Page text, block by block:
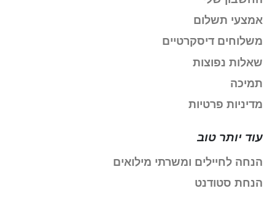
אמצעי תשלום
משלוחים דיסקרטיים
שאלות נפוצות
תמיכה
מדיניות פרטיות
עוד יותר טוב
הנחה לחיילים ומשרתי מילואים
הנחת סטודנט